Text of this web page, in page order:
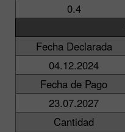
0.4
Fecha Declarada
04.12.2024
Fecha de Pago
23.07.2027
Cantidad